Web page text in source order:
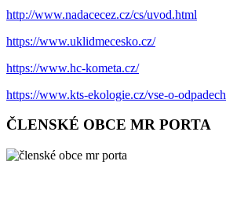
http://www.nadacecez.cz/cs/uvod.html
https://www.uklidmecesko.cz/
https://www.hc-kometa.cz/
https://www.kts-ekologie.cz/vse-o-odpadech
ČLENSKÉ OBCE MR PORTA